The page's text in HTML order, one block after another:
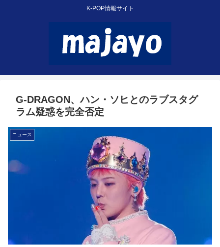
K-POP情報サイト
G-DRAGON、ハン・ソヒとのラブスタグ
ラム疑惑を完全否定
ニュース